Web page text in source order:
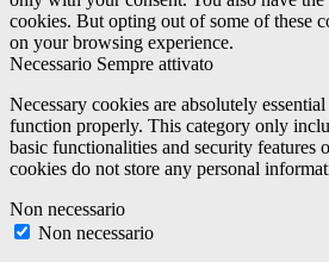
cookies. But opting out of some of these
on your browsing experience.
Necessario Sempre attivato
Necessary cookies are absolutely
function properly. This category only
basic functionalities and security features
cookies do not store any personal
Non necessario
Non necessario